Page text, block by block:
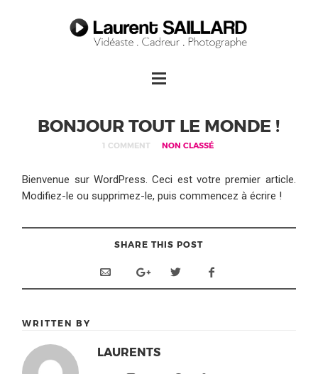
BONJOUR TOUT LE MONDE !
1 COMMENT NON CLASSÉ
Bienvenue sur WordPress. Ceci est votre premier article.
Modifiez-le ou supprimez-le, puis commencez à écrire !
SHARE THIS POST
WRITTEN BY
LAURENTS